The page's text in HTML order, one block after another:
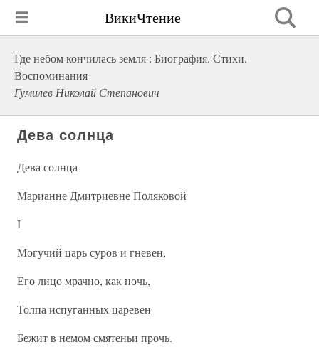
ВикиЧтение
Где небом кончилась земля : Биография. Стихи.
Воспоминания
Гумилев Николай Степанович
Дева солнца
Дева солнца
Марианне Дмитриевне Поляковой
I
Могучий царь суров и гневен,
Его лицо мрачно, как ночь,
Толпа испуганных царевен
Бежит в немом смятеньи прочь.